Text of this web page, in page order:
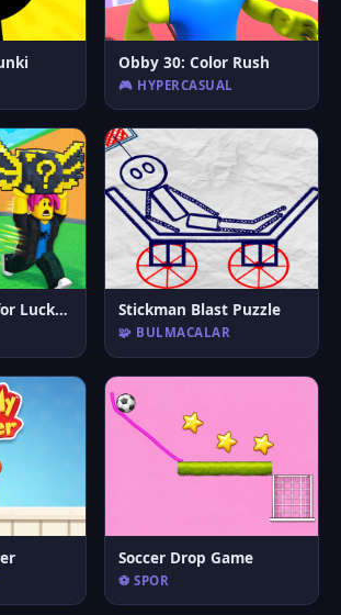
Obby 30: Color Rush
🎮 HYPERCASUAL
Escape Waves for Lucky Blocks Stickman Blast Puzzle
🧩 BULMACALAR
Soccer Drop Game
⚽ SPOR